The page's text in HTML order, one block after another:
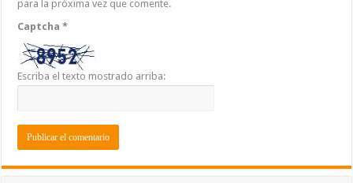
para la próxima vez que comente.
Captcha*
Escriba el texto mostrado arriba: